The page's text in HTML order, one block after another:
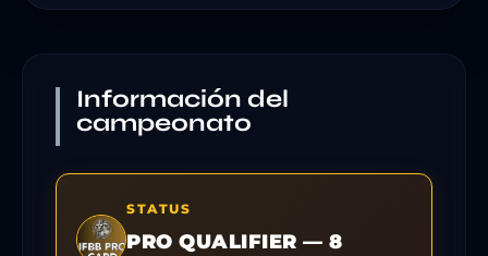
Información del
campeonato
STATUS
PRO QUALIFIER — 8